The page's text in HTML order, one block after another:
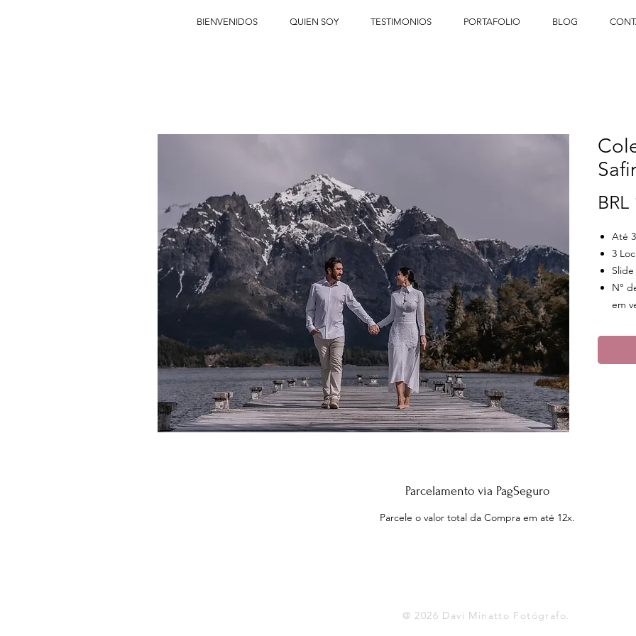
BIENVENIDOS QUIEN SOY TESTIMONIOS PORTAFOLIO BLOG
Até
3
N°
em
Parcelamento via PagSeguro
Parcele o valor total da Compra em até 12x.
@ 2026 Davi Minatto Fotógrafo.